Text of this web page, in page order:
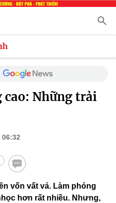
Những trải
vốn vất vả. Làm phóng
hơn rất nhiều. Nhưng,